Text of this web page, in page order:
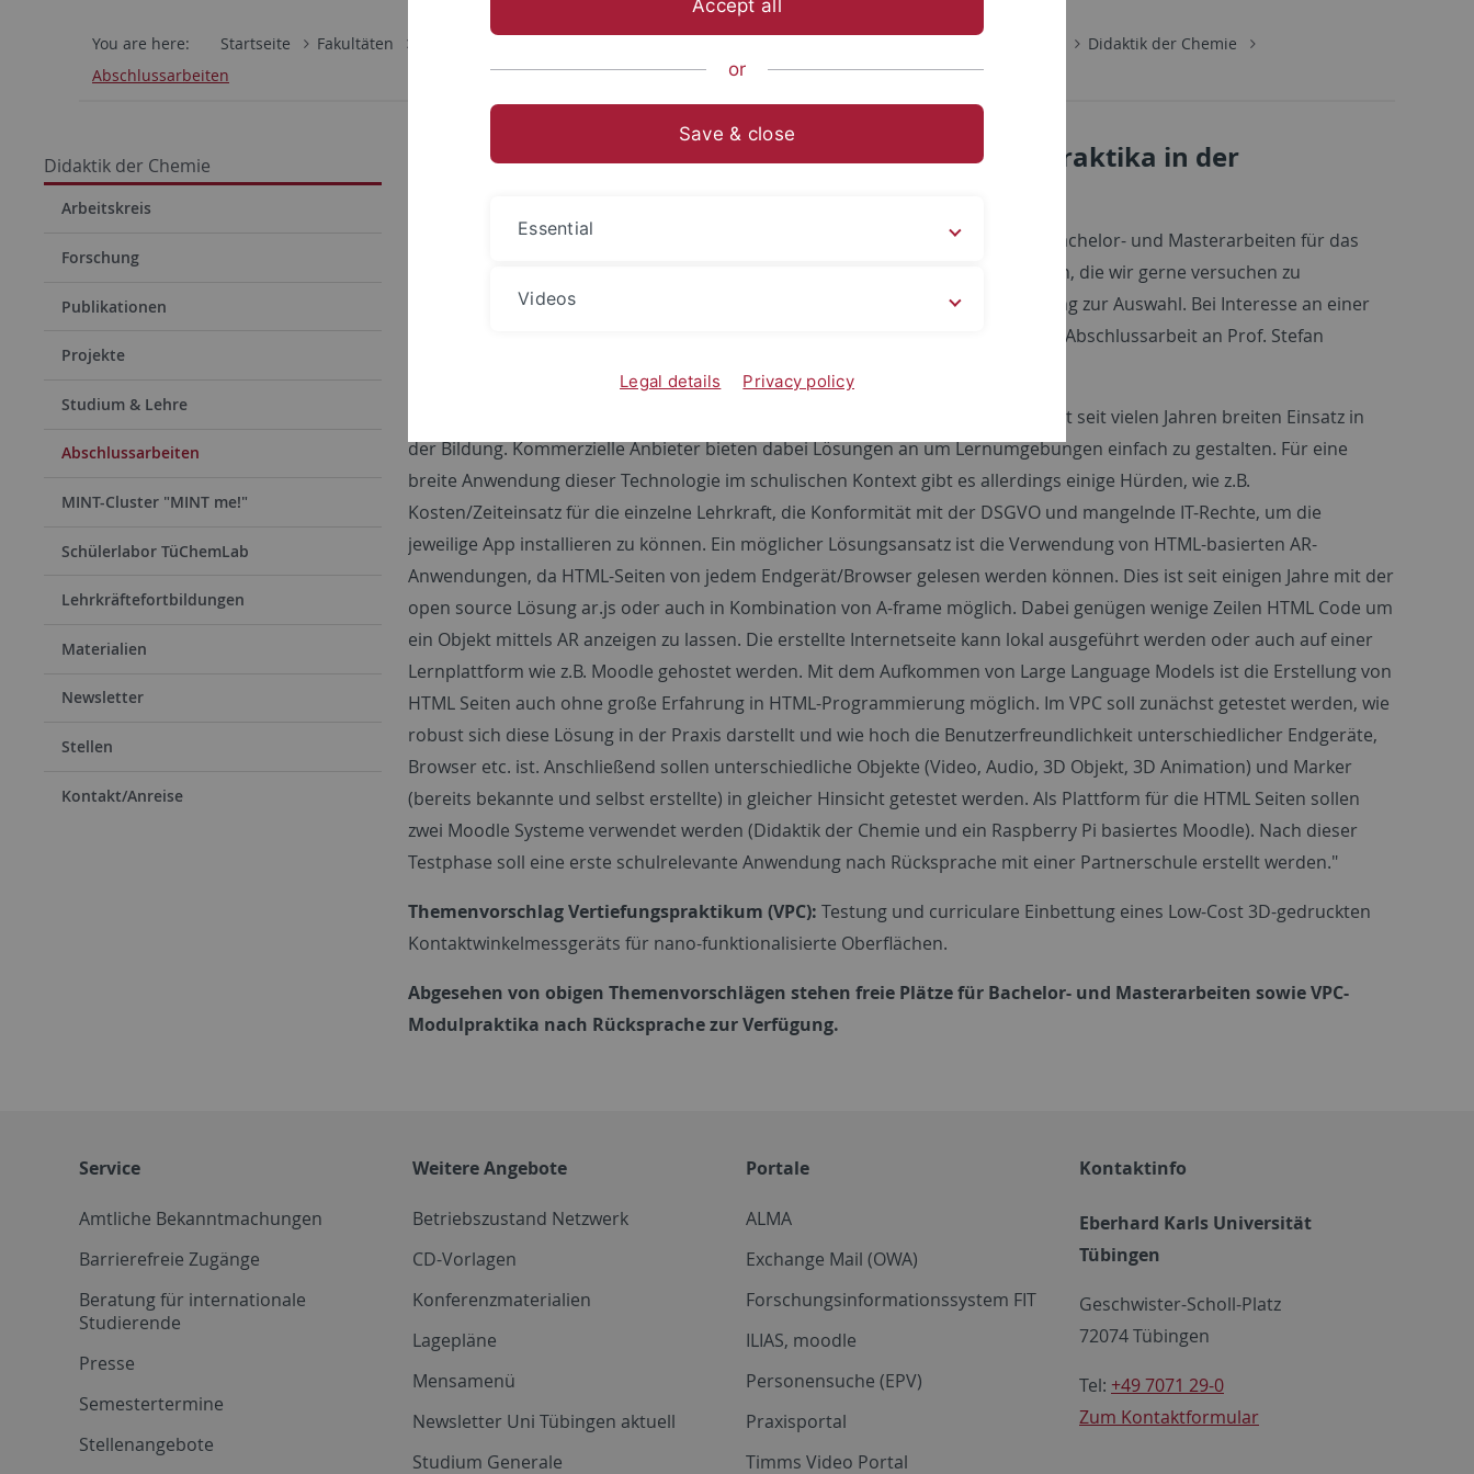
You are here: Startseite Fakultäten
Didaktik der Chemie
Abschlussarbeiten
Didaktik der Chemie
Arbeitskreis
Forschung
Publikationen
Projekte
Studium & Lehre
Abschlussarbeiten
MINT-Cluster "MINT me!"
Schülerlabor TüChemLab
Lehrkräftefortbildungen
Materialien
Newsletter
Stellen
Kontakt/Anreise
Bachelor- und Masterarbeiten sowie Vertiefungspraktika in der
In der Abteilung Chemiedidaktik können konzeptionelle und/oder empirische Bachelor- und Masterarbeiten für das
Lehramt an Gymnasien angefertigt werden. Neben eigenen Themenvorschlägen, die wir gerne versuchen zu
berücksichtigen, stehen Inhalte aus aktuellen Forschungsprojekten der Abteilung zur Auswahl. Bei Interesse an einer
Abschlusssarbeit wenden Sie sich bitte 3-4 Monate vor Beginn Ihrer anvisierten Abschlussarbeit an Prof. Stefan
"Augmented Reality (AR) findet seit vielen Jahren breiten Einsatz in
der Bildung. Kommerzielle Anbieter bieten dabei Lösungen an um Lernumgebungen einfach zu gestalten. Für eine
breite Anwendung dieser Technologie im schulischen Kontext gibt es allerdings einige Hürden, wie z.B.
Kosten/Zeiteinsatz für die einzelne Lehrkraft, die Konformität mit der DSGVO und mangelnde IT-Rechte, um die
jeweilige App installieren zu können. Ein möglicher Lösungsansatz ist die Verwendung von HTML-basierten AR-
Anwendungen, da HTML-Seiten von jedem Endgerät/Browser gelesen werden können. Dies ist seit einigen Jahre mit der
open source Lösung ar.js oder auch in Kombination von A-frame möglich. Dabei genügen wenige Zeilen HTML Code um
ein Objekt mittels AR anzeigen zu lassen. Die erstellte Internetseite kann lokal ausgeführt werden oder auch auf einer
Lernplattform wie z.B. Moodle gehostet werden. Mit dem Aufkommen von Large Language Models ist die Erstellung von
HTML Seiten auch ohne große Erfahrung in HTML-Programmierung möglich. Im VPC soll zunächst getestet werden, wie
robust sich diese Lösung in der Praxis darstellt und wie hoch die Benutzerfreundlichkeit unterschiedlicher Endgeräte,
Browser etc. ist. Anschließend sollen unterschiedliche Objekte (Video, Audio, 3D Objekt, 3D Animation) und Marker
(bereits bekannte und selbst erstellte) in gleicher Hinsicht getestet werden. Als Plattform für die HTML Seiten sollen
zwei Moodle Systeme verwendet werden (Didaktik der Chemie und ein Raspberry Pi basiertes Moodle). Nach dieser
Testphase soll eine erste schulrelevante Anwendung nach Rücksprache mit einer Partnerschule erstellt werden."
Themenvorschlag Vertiefungspraktikum (VPC): Testung und curriculare Einbettung eines Low-Cost 3D-gedruckten
Kontaktwinkelmessgeräts für nano-funktionalisierte Oberflächen.
Abgesehen von obigen Themenvorschlägen stehen freie Plätze für Bachelor- und Masterarbeiten sowie VPC-
Modulpraktika nach Rücksprache zur Verfügung.
Service
Amtliche Bekanntmachungen
Barrierefreie Zugänge
Beratung für internationale
Studierende
Presse
Semestertermine
Stellenangebote
Weitere Angebote
Betriebszustand Netzwerk
CD-Vorlagen
Konferenzmaterialien
Lagepläne
Mensamenü
Newsletter Uni Tübingen aktuell
Studium Generale
Portale
ALMA
Exchange Mail (OWA)
Forschungsinformationssystem FIT
ILIAS, moodle
Personensuche (EPV)
Praxisportal
Timms Video Portal
Kontaktinfo
Eberhard Karls Universität
Tübingen
Geschwister-Scholl-Platz
72074 Tübingen
Tel: +49 7071 29-0
Zum Kontaktformular
Accept all
or
Save & close
Essential
Videos
Legal details Privacy policy